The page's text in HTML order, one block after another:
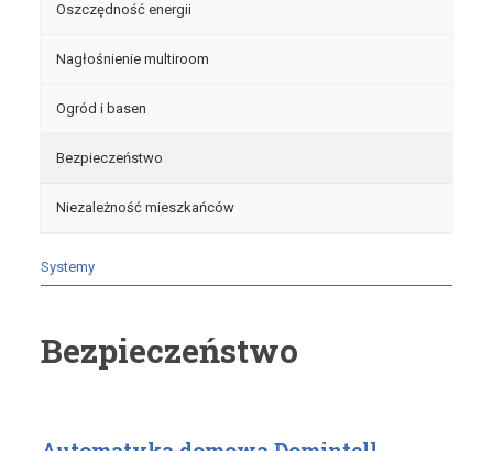
Oszczędność energii
Nagłośnienie multiroom
Ogród i basen
Bezpieczeństwo
Niezależność mieszkańców
Systemy
Bezpieczeństwo